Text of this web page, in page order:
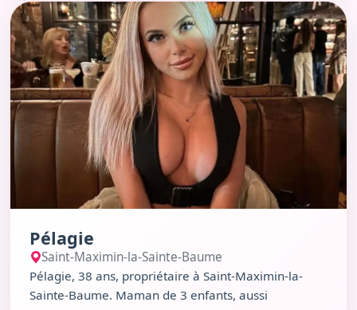
Voir le profil de Pélagie
Pélagie
Saint-Maximin-la-Sainte-Baume
Pélagie, 38 ans, propriétaire à Saint-Maximin-la-
Sainte-Baume. Maman de 3 enfants, aussi